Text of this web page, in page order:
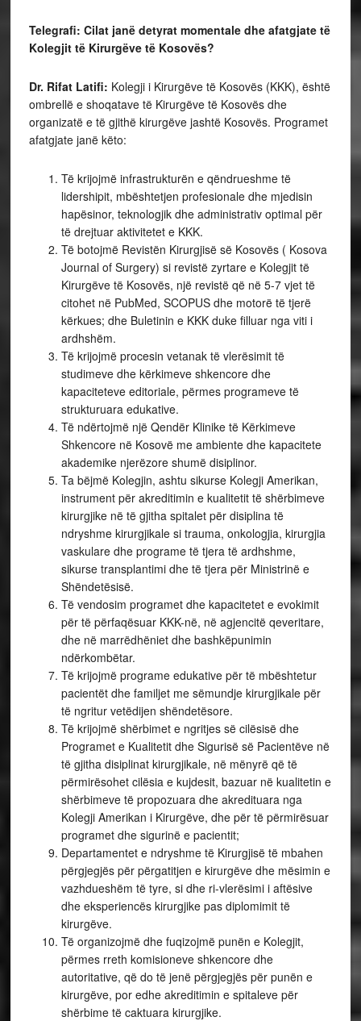
Telegrafi: Cilat janë detyrat momentale dhe afatgjate të
Kolegjit të Kirurgëve të Kosovës?
Dr. Rifat Latifi: Kolegji i Kirurgëve të Kosovës (KKK), është
ombrellë e shoqatave të Kirurgëve të Kosovës dhe
organizatë e të gjithë kirurgëve jashtë Kosovës. Programet
afatgjate janë këto:
Të krijojmë infrastrukturën e qëndrueshme të
lidershipit, mbështetjen profesionale dhe mjedisin
hapësinor, teknologjik dhe administrativ optimal për
të drejtuar aktivitetet e KKK.
Të botojmë Revistën Kirurgjisë së Kosovës ( Kosova
Journal of Surgery) si revistë zyrtare e Kolegjit të
Kirurgëve të Kosovës, një revistë që në 5-7 vjet të
citohet në PubMed, SCOPUS dhe motorë të tjerë
kërkues; dhe Buletinin e KKK duke filluar nga viti i
ardhshëm.
Të krijojmë procesin vetanak të vlerësimit të
studimeve dhe kërkimeve shkencore dhe
kapaciteteve editoriale, përmes programeve të
strukturuara edukative.
Të ndërtojmë një Qendër Klinike të Kërkimeve
Shkencore në Kosovë me ambiente dhe kapacitete
akademike njerëzore shumë disiplinor.
Ta bëjmë Kolegjin, ashtu sikurse Kolegji Amerikan,
instrument për akreditimin e kualitetit të shërbimeve
kirurgjike në të gjitha spitalet për disiplina të
ndryshme kirurgjikale si trauma, onkologjia, kirurgjia
vaskulare dhe programe të tjera të ardhshme,
sikurse transplantimi dhe të tjera për Ministrinë e
Shëndetësisë.
Të vendosim programet dhe kapacitetet e evokimit
për të përfaqësuar KKK-në, në agjencitë qeveritare,
dhe në marrëdhëniet dhe bashkëpunimin
ndërkombëtar.
Të krijojmë programe edukative për të mbështetur
pacientët dhe familjet me sëmundje kirurgjikale për
të ngritur vetëdijen shëndetësore.
Të krijojmë shërbimet e ngritjes së cilësisë dhe
Programet e Kualitetit dhe Sigurisë së Pacientëve në
të gjitha disiplinat kirurgjikale, në mënyrë që të
përmirësohet cilësia e kujdesit, bazuar në kualitetin e
shërbimeve të propozuara dhe akredituara nga
Kolegji Amerikan i Kirurgëve, dhe për të përmirësuar
programet dhe sigurinë e pacientit;
Departamentet e ndryshme të Kirurgjisë të mbahen
përgjegjës për përgatitjen e kirurgëve dhe mësimin e
vazhdueshëm të tyre, si dhe ri-vlerësimi i aftësive
dhe eksperiencës kirurgjike pas diplomimit të
kirurgëve.
Të organizojmë dhe fuqizojmë punën e Kolegjit,
përmes rreth komisioneve shkencore dhe
autoritative, që do të jenë përgjegjës për punën e
kirurgëve, por edhe akreditimin e spitaleve për
shërbime të caktuara kirurgjike.